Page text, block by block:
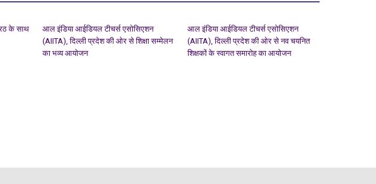
के साथ
आल इंडिया आईडियल टीचर्स एसोसिएशन
(AIITA), दिल्ली प्रदेश की ओर से शिक्षा सम्मेलन
का भव्य आयोजन
आल इंडिया आईडियल टीचर्स एसोसिएशन
(AIITA), दिल्ली प्रदेश की ओर से नव चयनित
शिक्षकों के स्वागत समारोह का आयोजन